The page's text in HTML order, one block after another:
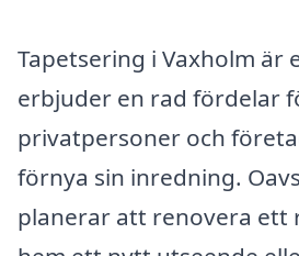
Tapetsering i Vaxholm är
erbjuder en rad fördelar
privatpersoner och
förnya sin inredning.
planerar att renovera ett